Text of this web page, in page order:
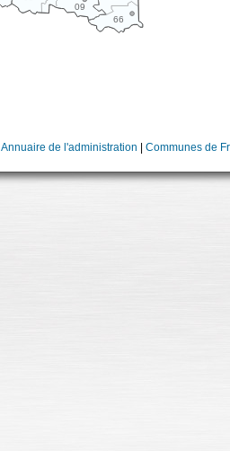
66
09
Annuaire de l'administration Communes de